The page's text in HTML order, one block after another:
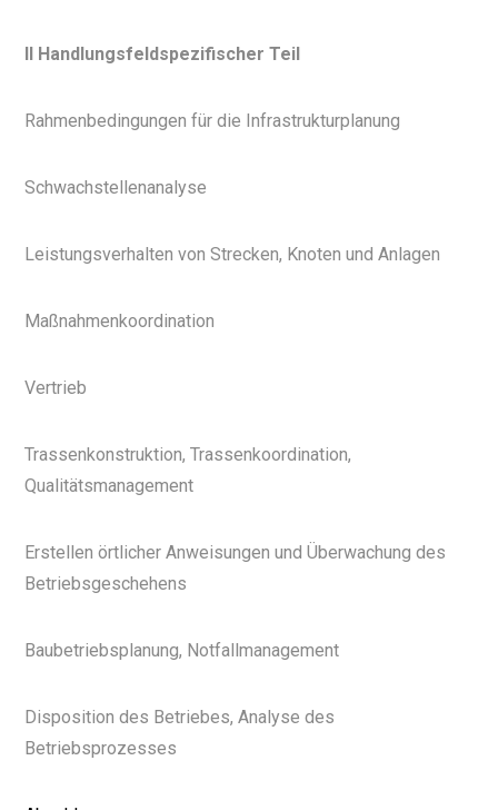
II Handlungsfeldspezifischer Teil
Rahmenbedingungen für die Infrastrukturplanung
Schwachstellenanalyse
Leistungsverhalten von Strecken, Knoten und Anlagen
Maßnahmenkoordination
Vertrieb
Trassenkonstruktion, Trassenkoordination,
Qualitätsmanagement
Erstellen örtlicher Anweisungen und Überwachung des
Betriebsgeschehens
Baubetriebsplanung, Notfallmanagement
Disposition des Betriebes, Analyse des
Betriebsprozesses